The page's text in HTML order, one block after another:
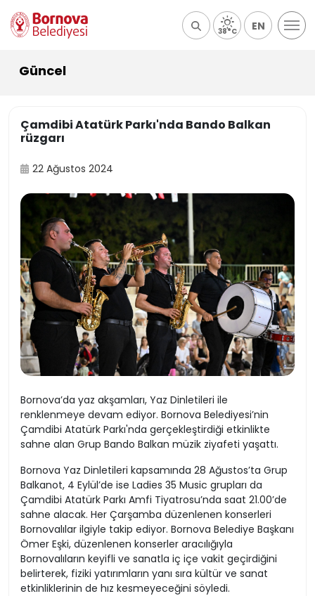
38°C EN
Güncel
Çamdibi Atatürk Parkı'nda Bando Balkan
rüzgarı
22 Ağustos 2024
Bornova’da yaz akşamları, Yaz Dinletileri ile
renklenmeye devam ediyor. Bornova Belediyesi’nin
Çamdibi Atatürk Parkı'nda gerçekleştirdiği etkinlikte
sahne alan Grup Bando Balkan müzik ziyafeti yaşattı.
Bornova Yaz Dinletileri kapsamında 28 Ağustos’ta Grup
Balkanot, 4 Eylül’de ise Ladies 35 Music grupları da
Çamdibi Atatürk Parkı Amfi Tiyatrosu’nda saat 21.00’de
sahne alacak. Her Çarşamba düzenlenen konserleri
Bornovalılar ilgiyle takip ediyor. Bornova Belediye Başkanı
Ömer Eşki, düzenlenen konserler aracılığıyla
Bornovalıların keyifli ve sanatla iç içe vakit geçirdiğini
belirterek, fiziki yatırımların yanı sıra kültür ve sanat
etkinliklerinin de hız kesmeyeceğini söyledi.